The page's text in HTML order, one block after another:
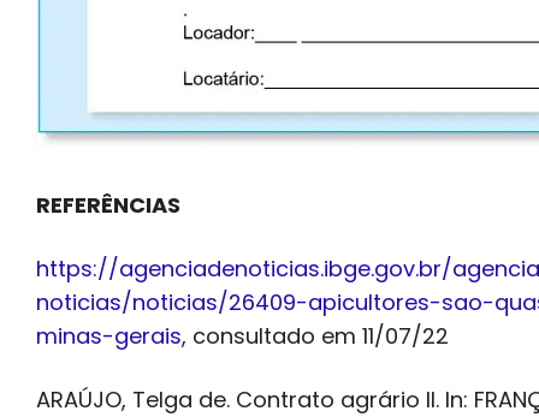
REFERÊNCIAS
https://agenciadenoticias.ibge.gov.br/
noticias/noticias/26409-apicultores-sao-
minas-gerais, consultado em 11/07/22
ARAÚJO, Telga de. Contrato agrário II. In: